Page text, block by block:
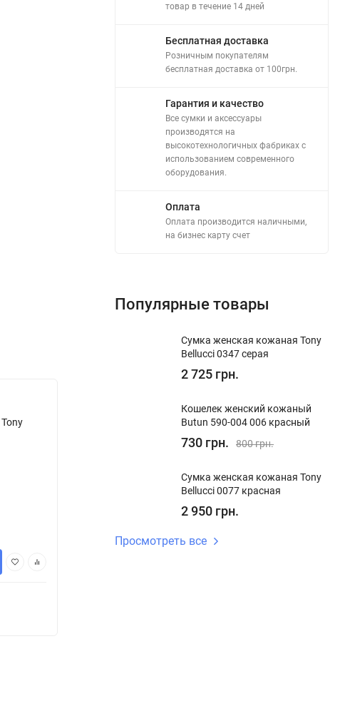
Кошелек женский кожаный Tony
Bellucci T800-353 коричневый
товар в течение 14 дней
Бесплатная доставка
Розничным покупателям
бесплатная доставка от 100грн.
Гарантия и качество
Все сумки и аксессуары
производятся на
высокотехнологичных фабриках с
использованием современного
оборудования.
Оплата
Оплата производится наличными,
на бизнес карту счет
Популярные товары
Сумка женская кожаная Tony
Bellucci 0347 серая
2 725 грн.
Кошелек женский кожаный
Butun 590-004 006 красный
730 грн. 800 грн.
Сумка женская кожаная Tony
Bellucci 0077 красная
2 950 грн.
Просмотреть все